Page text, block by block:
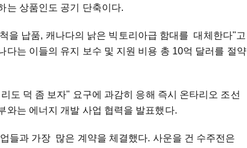
는 상품인도 공기 단축이다.
을 납품, 캐나다의 낡은 빅토리아급 함대를 대체한다"고
다는 이들의 유지 보수 및 지원 비용 총 10억 달러를 절약
도 덕 좀 보자" 요구에 과감히 응해 즉시 온타리오 조선
와는 에너지 개발 사업 협력을 발표했다.
들과 가장 많은 계약을 체결했다. 사운을 건 수주전은